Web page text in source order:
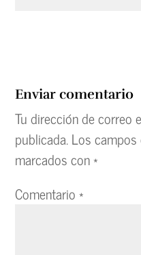
Enviar comentario
Tu dirección de correo
publicada.Los
marcados con*
Comentario*